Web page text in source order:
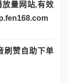
量网站,有效
刷赞自助下单